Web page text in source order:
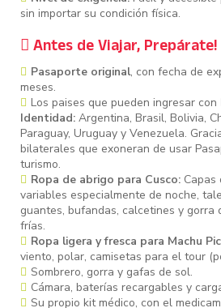
sin importar su condición física.
Antes de Viajar, Prepárate!
Pasaporte original, con fecha de
meses.
Los paises que pueden ingresar con
Identidad: Argentina, Brasil, Bolivia,
Paraguay, Uruguay y Venezuela.
bilaterales que exoneran de usar
turismo.
Ropa de abrigo para Cusco: Capas
variables especialmente de noche,
guantes, bufandas, calcetines y gorra
frías.
Ropa ligera y fresca para Machu
viento, polar, camisetas para el tour
Sombrero, gorra y gafas de sol.
Cámara, baterías recargables y
Su propio kit médico, con el